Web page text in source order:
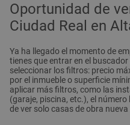
Oportunidad de
Ciudad Real en
Ya ha llegado el momento de
tienes que entrar en el
seleccionar los filtros: precio
por el inmueble o superficie
aplicar más filtros, como las
(garaje, piscina, etc.), el
de ver solo casas de obra